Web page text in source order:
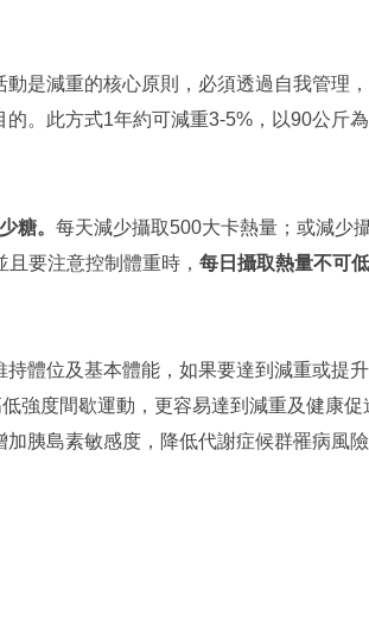
是減重的核心原則，必須透過自我管理
。此方式1年約可減重3-5%，以90公斤
糖。 每天減少攝取500大卡熱量；或減少
要注意控制體重時， 每日攝取熱量不可
體位及基本體能，如果要達到減重或提
強度間歇運動，更容易達到減重及健康促
胰島素敏感度，降低代謝症候群罹病風險